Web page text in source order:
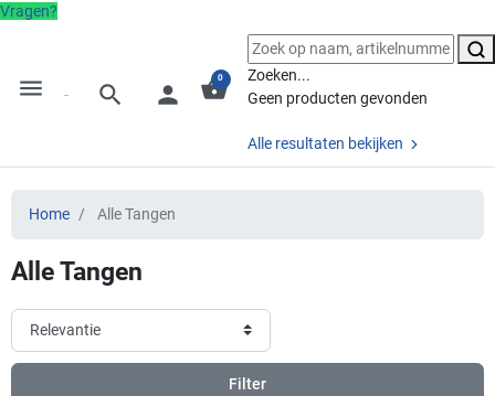
Vragen?
menu search person shopping_basket
0
Zoeken...
Geen producten gevonden
Alle resultaten bekijken
Home Alle Tangen
Alle Tangen
Filter